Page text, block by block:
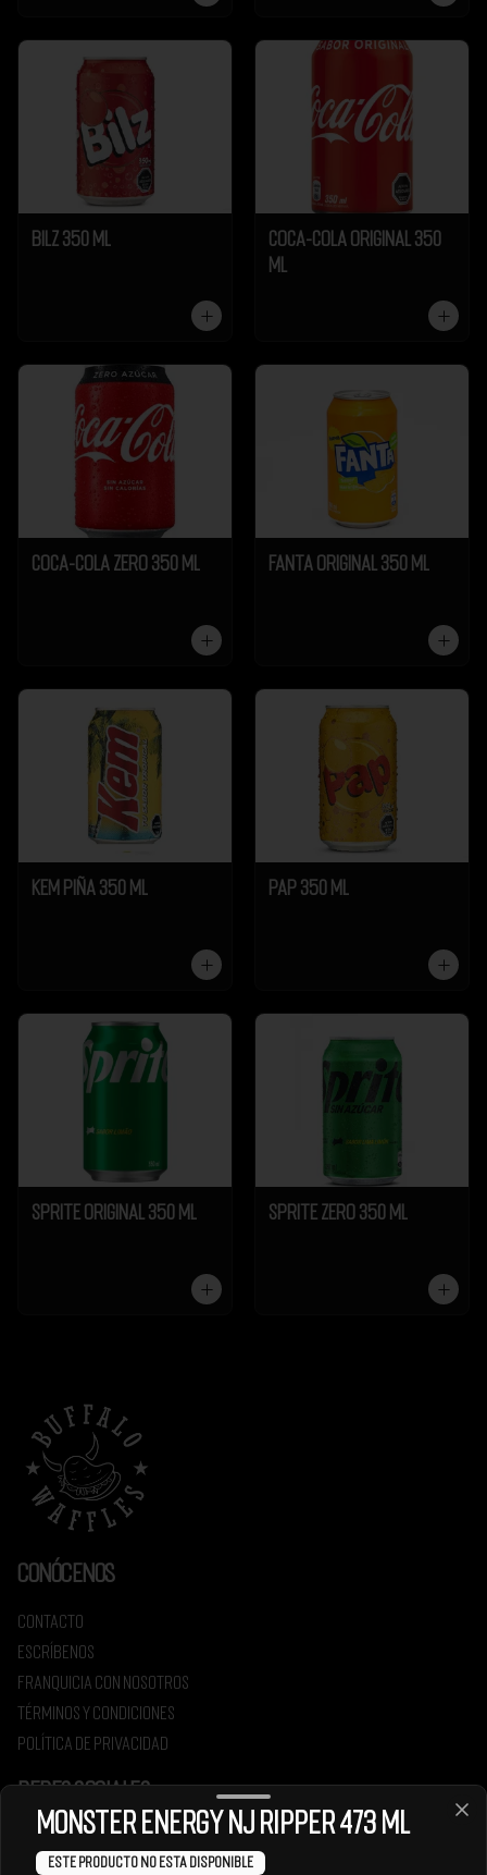
Bilz 350 ml
Coca-Cola Original 350
ml
Coca-Cola Zero 350 ml Fanta Original 350 ml
Kem Piña 350 ml Pap 350 ml
Sprite Original 350 ml Sprite Zero 350 ml
Conócenos
Contacto
Escríbenos
Franquicia con nosotros
Términos y condiciones
Política de privacidad
Redes sociales
Facebook
Monster Energy NJ Ripper 473 ml
Este producto no esta disponible